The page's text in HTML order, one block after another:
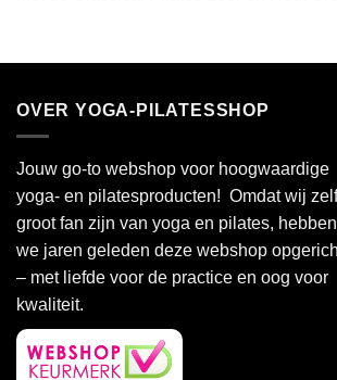
OVER YOGA-PILATESSHOP
Jouw go-to webshop voor hoogwaardige
yoga- en pilatesproducten! Omdat wij zelf
groot fan zijn van yoga en pilates, hebben
we jaren geleden deze webshop
– met liefde voor de practice en oog voor
kwaliteit.